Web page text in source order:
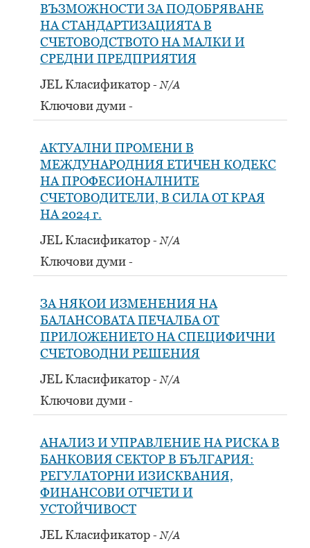
ВЪЗМОЖНОСТИ ЗА ПОДОБРЯВАНЕ
НА СТАНДАРТИЗАЦИЯТА В
СЧЕТОВОДСТВОТО НА МАЛКИ И
СРЕДНИ ПРЕДПРИЯТИЯ
JEL Класификатор
N/A
Ключови думи
АКТУАЛНИ ПРОМЕНИ В
МЕЖДУНАРОДНИЯ ЕТИЧЕН КОДЕКС
НА ПРОФЕСИОНАЛНИТЕ
СЧЕТОВОДИТЕЛИ, В СИЛА ОТ КРАЯ
НА 2024 г.
JEL Класификатор
N/A
Ключови думи
ЗА НЯКОИ ИЗМЕНЕНИЯ НА
БАЛАНСОВАТА ПЕЧАЛБА ОТ
ПРИЛОЖЕНИЕТО НА СПЕЦИФИЧНИ
СЧЕТОВОДНИ РЕШЕНИЯ
JEL Класификатор
N/A
Ключови думи
АНАЛИЗ И УПРАВЛЕНИЕ НА РИСКА В
БАНКОВИЯ СЕКТОР В БЪЛГАРИЯ:
РЕГУЛАТОРНИ ИЗИСКВАНИЯ,
ФИНАНСОВИ ОТЧЕТИ И
УСТОЙЧИВОСТ
JEL Класификатор
N/A